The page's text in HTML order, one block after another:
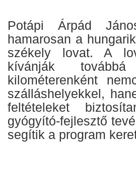
Potápi Árpád
hamarosan a
székely lovat. A
kívánják
kilométerenként
szálláshelyekkel,
feltételeket
gyógyító-fejlesztő
segítik a program